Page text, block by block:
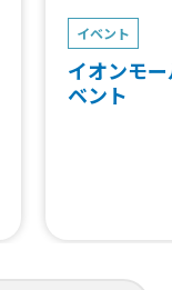
イベント
イオンモ
ベント